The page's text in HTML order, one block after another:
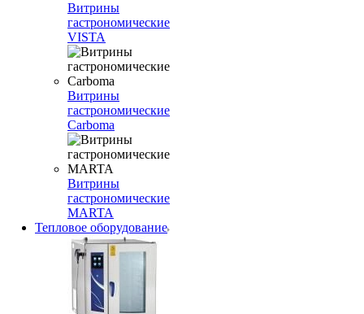
Витрины
гастрономические
VISTA
Витрины
гастрономические
Carboma
Витрины
гастрономические
MARTA
Тепловое оборудование